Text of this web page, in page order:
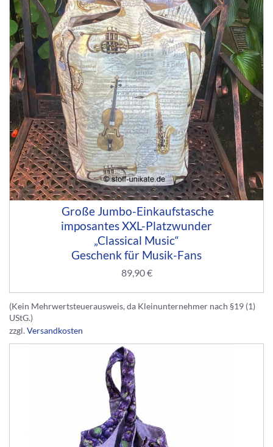
Große Jumbo-Einkaufstasche
imposantes XXL-Platzwunder
„Classical Music“
Geschenk für Musik-Fans
89,90€
(Kein Mehrwertsteuerausweis, da Kleinunternehmer nach §19 (1)
UStG.)
zzgl.Versandkosten